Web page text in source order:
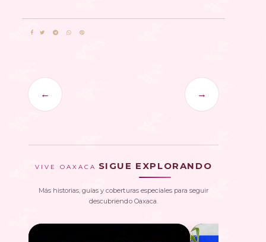
← →
VIVE OAXACA SIGUE EXPLORANDO
Más historias, guías y coberturas especiales para seguir
descubriendo Oaxaca.